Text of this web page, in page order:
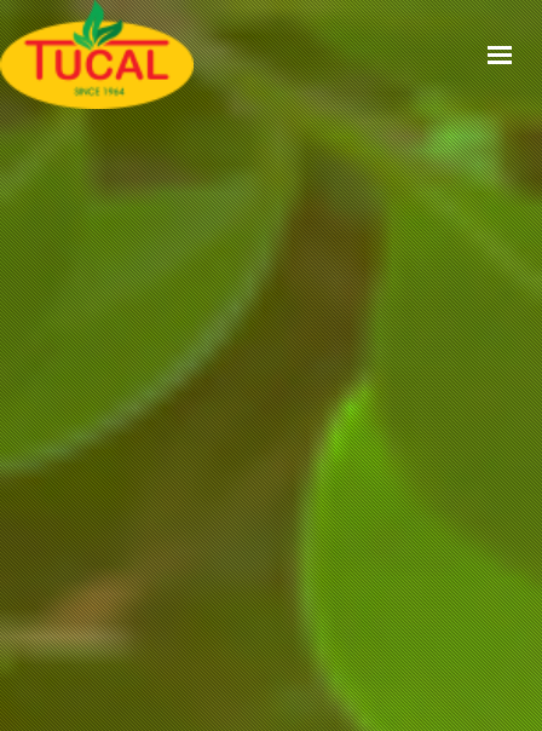
ACCUEIL
À PROPOS
GAMMES
CERTIFICATIONS
RECETTES
ACTUALITÉS
CONTACT
EN